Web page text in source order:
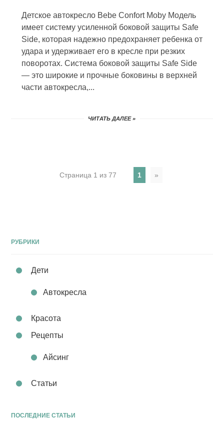
Детское автокресло Bebe Confort Moby Модель
имеет систему усиленной боковой защиты Safe
Side, которая надежно предохраняет ребенка от
удара и удерживает его в кресле при резких
поворотах. Система боковой защиты Safe Side
— это широкие и прочные боковины в верхней
части автокресла,...
ЧИТАТЬ ДАЛЕЕ »
Страница 1 из 77 1 »
РУБРИКИ
Дети
Автокресла
Красота
Рецепты
Айсинг
Статьи
ПОСЛЕДНИЕ СТАТЬИ